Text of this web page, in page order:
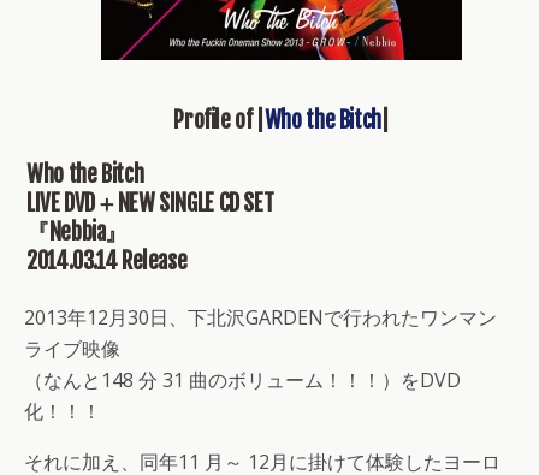
Profile of | Who the Bitch
Who the Bitch
LIVE DVD＋NEW SINGLE CD SET
『Nebbia』
2014.03.14 Release
2013年12月30日、下北沢GARDENで行われたワンマン
ライブ映像
（なんと148 分 31 曲のボリューム！！！）をDVD
化！！！
それに加え、同年11 月～ 12月に掛けて体験したヨーロ